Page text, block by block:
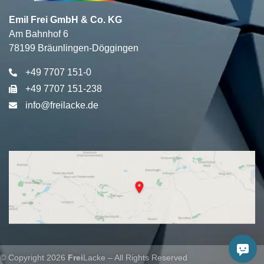
Emil Frei GmbH & Co. KG
Am Bahnhof 6
78199 Bräunlingen-Döggingen
+49 7707 151-0
+49 7707 151-238
info@freilacke.de
© Copyright 2026 FreiLacke – All Rights Reserved